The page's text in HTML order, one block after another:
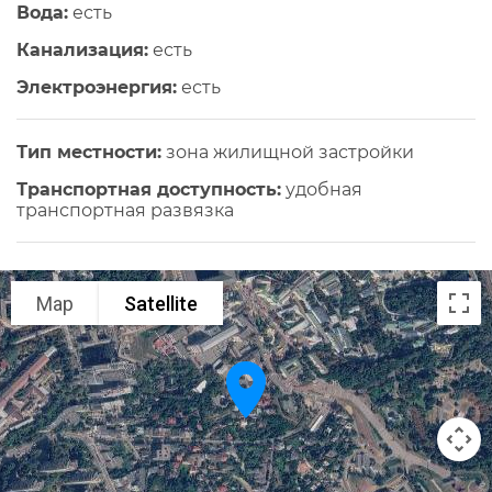
Вода: есть
Канализация: есть
Электроэнергия: есть
Тип местности: зона жилищной застройки
Транспортная доступность: удобная
транспортная развязка
Map Satellite